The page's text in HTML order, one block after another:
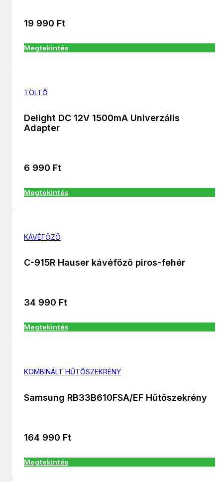
19 990 Ft
Megtekintés
TÖLTŐ
Delight DC 12V 1500mA Univerzális
Adapter
6 990 Ft
Megtekintés
KÁVÉFŐZŐ
C-915R Hauser kávéfőző piros-fehér
34 990 Ft
Megtekintés
KOMBINÁLT HŰTŐSZEKRÉNY
Samsung RB33B610FSA/EF Hűtőszekrény
164 990 Ft
Megtekintés